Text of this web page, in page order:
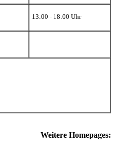
13:00 - 18:00 Uhr
Weitere Homepages: